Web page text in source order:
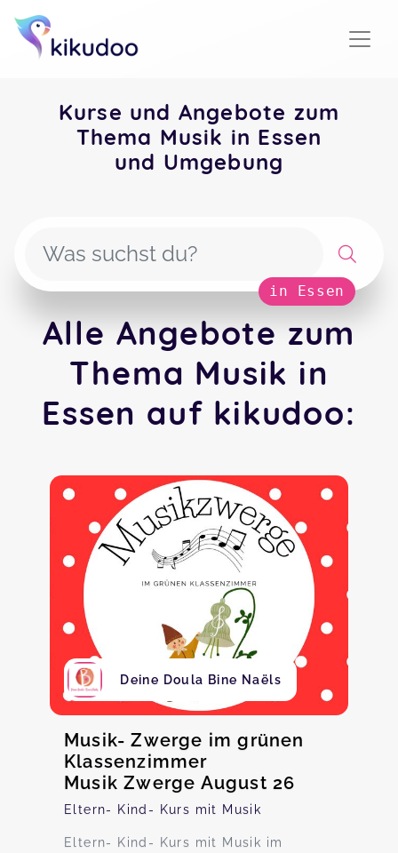
Kurse und Angebote zum
Thema Musik in Essen
und Umgebung
in Essen
Alle Angebote zum
Thema Musik in
Essen auf kikudoo:
Deine Doula Bine Naëls
Musik- Zwerge im grünen
Klassenzimmer
Musik Zwerge August 26
Eltern- Kind- Kurs mit Musik
Eltern- Kind- Kurs mit Musik im